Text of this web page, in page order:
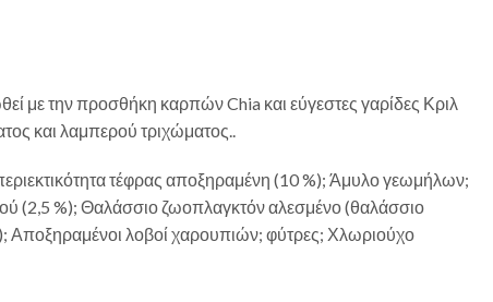
με την προσθήκη καρπών Chia και εύγεστες γαρίδες Κριλ
και λαμπερού τριχώματος..
τέφρας αποξηραμένη (10 %); Άμυλο γεωμήλων;
(2,5 %); Θαλάσσιο ζωοπλαγκτόν αλεσμένο (θαλάσσιο
Αποξηραμένοι λοβοί χαρουπιών; φύτρες; Χλωριούχο